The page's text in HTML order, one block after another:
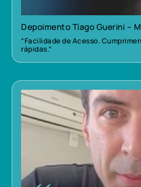
Depoimento Tiago Guerini –
“Facilidade de Acesso.
rápidas.”